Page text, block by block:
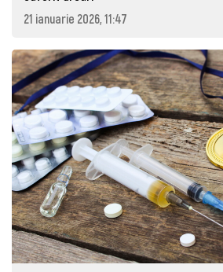
21 ianuarie 2026, 11:47